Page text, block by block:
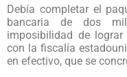
Debía completar el
bancaria de dos
imposibilidad de
con la fiscalía
en efectivo, que se